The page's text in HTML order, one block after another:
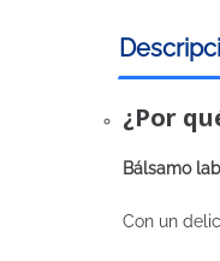
¿Por
Bálsamo
Con un